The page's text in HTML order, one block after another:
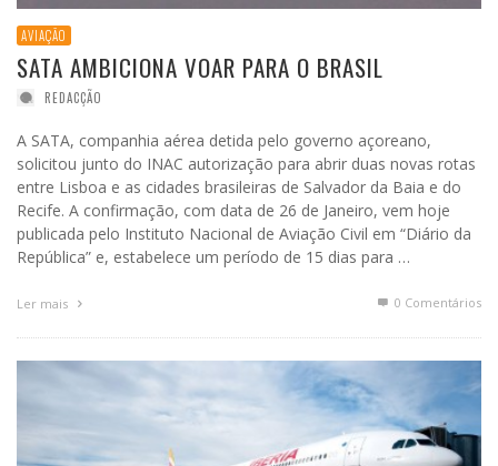
AVIAÇÃO
SATA AMBICIONA VOAR PARA O BRASIL
REDACÇÃO
A SATA, companhia aérea detida pelo governo açoreano,
solicitou junto do INAC autorização para abrir duas novas rotas
entre Lisboa e as cidades brasileiras de Salvador da Baia e do
Recife. A confirmação, com data de 26 de Janeiro, vem hoje
publicada pelo Instituto Nacional de Aviação Civil em “Diário da
República” e, estabelece um período de 15 dias para …
Ler mais 0 Comentários